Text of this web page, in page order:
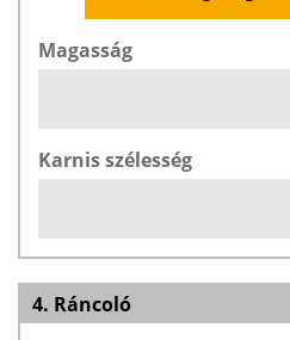
Magasság
Karnis szélesség
4. Ráncoló